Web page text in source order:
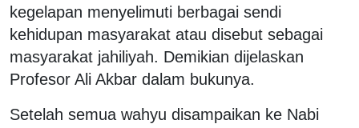
kegelapan menyelimuti berbagai sendi
kehidupan masyarakat atau disebut sebagai
masyarakat jahiliyah. Demikian dijelaskan
Profesor Ali Akbar dalam bukunya.
Setelah semua wahyu disampaikan ke Nabi